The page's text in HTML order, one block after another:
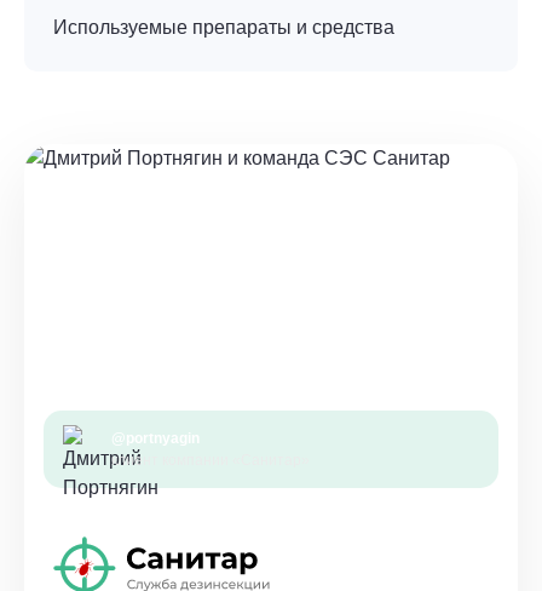
Используемые препараты и средства
@portnyagin
клиент компании «Санитар»